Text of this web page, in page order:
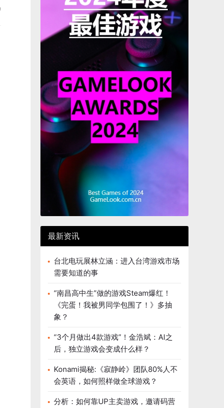
最新资讯
台北电玩展林立涵：进入台湾游戏市场
需要知道的事
“南昌高中生”做的游戏Steam爆红！
《完蛋！我被男同学包围了！》多抽
象？
“3个月做出4款游戏”！金浩斌：AI之
后，独立游戏会变成什么样？
Konami揭秘:《寂静岭》团队80%人不
会英语，如何照样做全球游戏？
分析：如何靠UP主卖游戏，邀请码营